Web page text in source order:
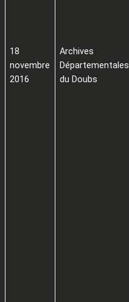
18
novembre
2016
Archives
Départementales
du Doubs